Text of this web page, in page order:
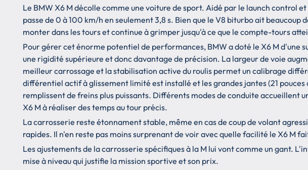
Le BMW X6 M décolle comme une voiture de sport. Aidé par le launch control
passe de 0 à 100 km/h en seulement 3,8 s. Bien que le V8 biturbo ait beaucoup
monter dans les tours et continue à grimper jusqu'à ce que le compte-tours
Pour gérer cet énorme potentiel de performances, BMW a doté le X6 M d'une
une rigidité supérieure et donc davantage de précision. La largeur de voie
meilleur carrossage et la stabilisation active du roulis permet un calibrage
différentiel actif à glissement limité est installé et les grandes jantes (21 pouces
remplissent de freins plus puissants. Différents modes de conduite accueillent
X6 M à réaliser des temps au tour précis.
La carrosserie reste étonnament stable, même en cas de coup de volant
rapides. Il n'en reste pas moins surprenant de voir avec quelle facilité le X6 M
Les ajustements de la carrosserie spécifiques à la M lui vont comme un gant.
mise à niveau qui justifie la mission sportive et son prix.